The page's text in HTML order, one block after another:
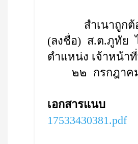
สำเนาถูกต้
(ลงชื่อ) ส.ต.ภูทัย
ตำแหน่ง เจ้าหน้า
๒๒ กรกฎาค
เอกสารแนบ
17533430381.pdf